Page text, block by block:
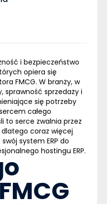
i bezpieczeństwo
opiera się
FMCG. W branży, w
sprawność sprzedaży i
się potrzeby
całego
to serce zwalnia przez
dlatego coraz więcej
system ERP do
hostingu ERP.